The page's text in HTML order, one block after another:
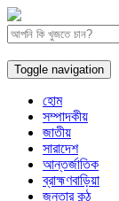
Toggle navigation
হোম
সম্পাদকীয়
জাতীয়
সারাদেশ
আন্তর্জাতিক
ব্রাহ্মণবাড়িয়া
জনতার কন্ঠ